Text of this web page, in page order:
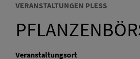
VERANSTALTUNGEN PLESS
Veranstaltungsort